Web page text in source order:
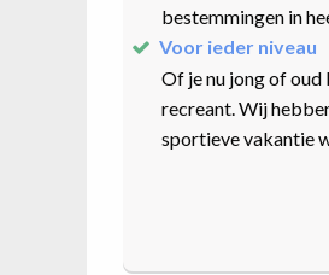
bestemmingen in
Voor ieder niveau
Of je nu jong of
recreant. Wij
sportieve vakantie